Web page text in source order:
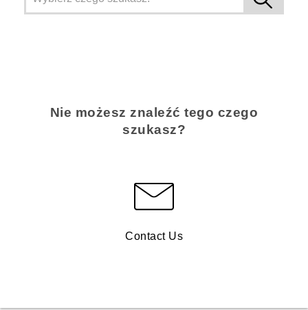
Nie możesz znaleźć tego czego
szukasz?
Contact Us